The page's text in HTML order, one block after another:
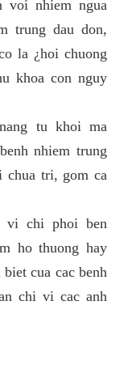
voi nhiem ngua
trung dau don,
la ¿hoi chuong
khoa con nguy
tu khoi ma
nhiem trung
chua tri, gom ca
vi chi phoi ben
ho thuong hay
cua cac benh
chi vi cac anh